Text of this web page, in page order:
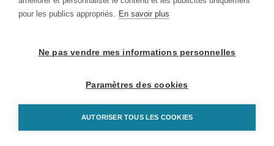
pour les publics appropriés. En savoir plus
Ne pas vendre mes informations personnelles
Paramètres des cookies
AUTORISER TOUS LES COOKIES